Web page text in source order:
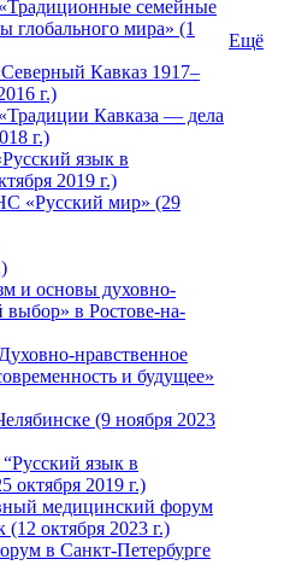
семейные
глобального мира» (1
Кавказ 1917–
г.)
Кавказа — дела
г.)
язык в
2019 г.)
«Русский мир» (29
и основы духовно-
выбор» в Ростове-на-
нравственное
и будущее»
(9 ноября 2023
язык в
октября 2019 г.)
медицинский форум
октября 2023 г.)
в Санкт-Петербурге
Ещё